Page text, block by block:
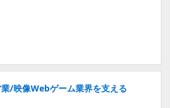
/映像Webゲーム業界を支える